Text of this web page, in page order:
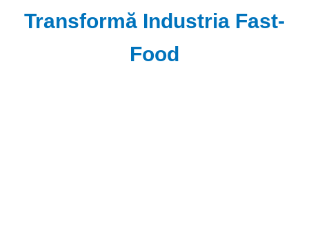
Transformă Industria Fast-
Food